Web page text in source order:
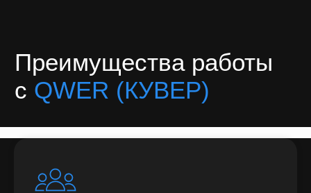
Получить предложение